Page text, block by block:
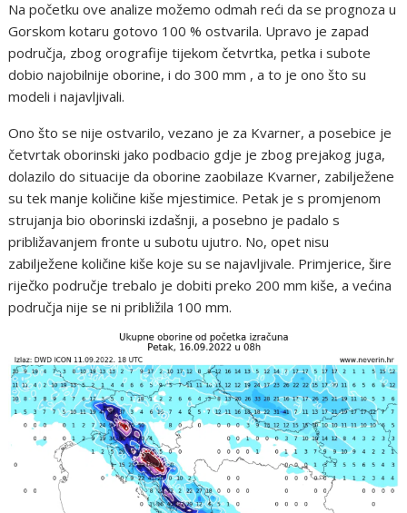
Na početku ove analize možemo odmah reći da se prognoza u
Gorskom kotaru gotovo 100 % ostvarila. Upravo je zapad
područja, zbog orografije tijekom četvrtka, petka i subote
dobio najobilnije oborine, i do 300 mm , a to je ono što su
modeli i najavljivali.
Ono što se nije ostvarilo, vezano je za Kvarner, a posebice je
četvrtak oborinski jako podbacio gdje je zbog prejakog juga,
dolazilo do situacije da oborine zaobilaze Kvarner, zabilježene
su tek manje količine kiše mjestimice. Petak je s promjenom
strujanja bio oborinski izdašnji, a posebno je padalo s
približavanjem fronte u subotu ujutro. No, opet nisu
zabilježene količine kiše koje su se najavljivale. Primjerice, šire
riječko područje trebalo je dobiti preko 200 mm kiše, a većina
područja nije se ni približila 100 mm.